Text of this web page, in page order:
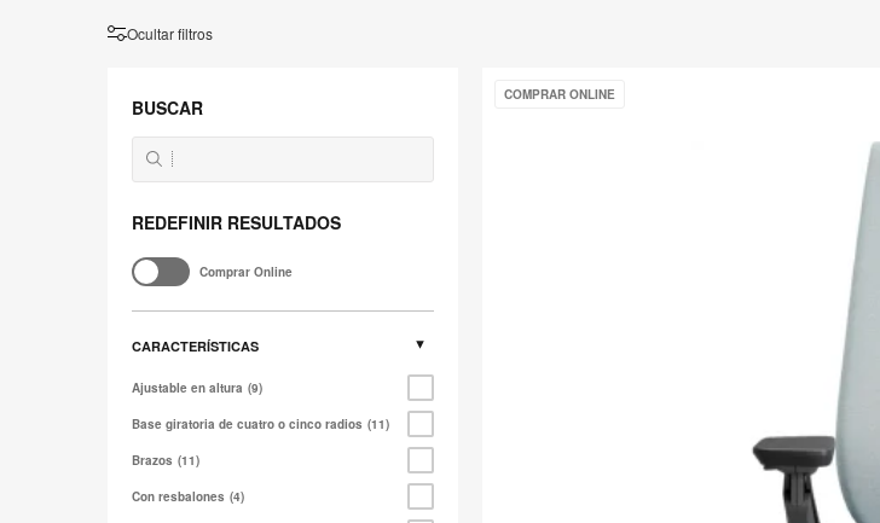
Ocultar filtros
BUSCAR
REDEFINIR RESULTADOS
Comprar Online
CARACTERÍSTICAS
Ajustable en altura 9
Base giratoria de cuatro o cinco radios 11
Brazos 11
Con resbalones 4
COMPRAR ONLINE